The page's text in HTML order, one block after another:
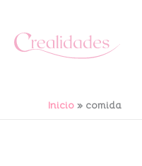
contenido
Inicio comida